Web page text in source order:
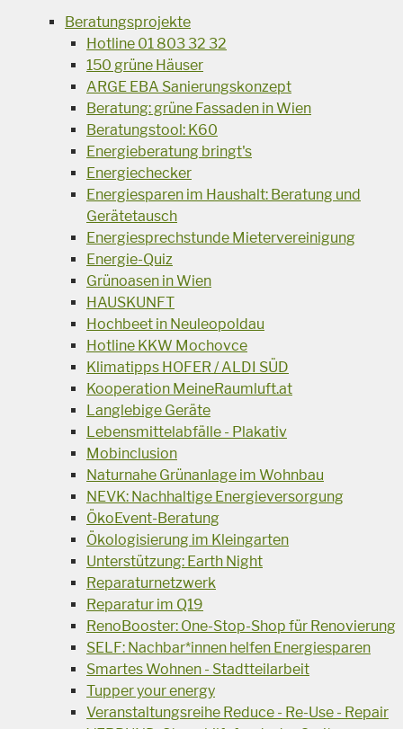
Beratungsprojekte
Hotline 01 803 32 32
150 grüne Häuser
ARGE EBA Sanierungskonzept
Beratung: grüne Fassaden in Wien
Beratungstool: K60
Energieberatung bringt's
Energiechecker
Energiesparen im Haushalt: Beratung und
Gerätetausch
Energiesprechstunde Mietervereinigung
Energie-Quiz
Grünoasen in Wien
HAUSKUNFT
Hochbeet in Neuleopoldau
Hotline KKW Mochovce
Klimatipps HOFER / ALDI SÜD
Kooperation MeineRaumluft.at
Langlebige Geräte
Lebensmittelabfälle - Plakativ
Mobinclusion
Naturnahe Grünanlage im Wohnbau
NEVK: Nachhaltige Energieversorgung
ÖkoEvent-Beratung
Ökologisierung im Kleingarten
Unterstützung: Earth Night
Reparaturnetzwerk
Reparatur im Q19
RenoBooster: One-Stop-Shop für Renovierung
SELF: Nachbar*innen helfen Energiesparen
Smartes Wohnen - Stadtteilarbeit
Tupper your energy
Veranstaltungsreihe Reduce - Re-Use - Repair